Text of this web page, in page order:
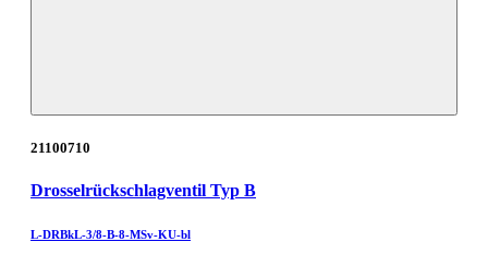
21100710
Drosselrückschlagventil Typ B
L-DRBkL-3/8-B-8-MSv-KU-bl